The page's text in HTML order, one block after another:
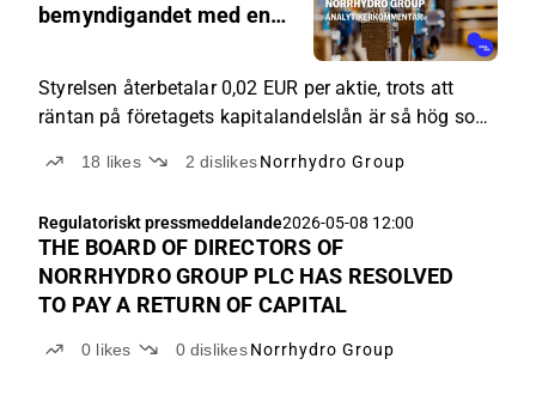
05:0
bemyndigandet med en
Styrelsen återbetalar 0,02 EUR per aktie, trots att
räntan på företagets kapitalandelslån är så hög som
18 likes 2dislikesNorrhydro Group
Regulatoriskt pressmeddelande2026-05-08 12:00
THE BOARD OF DIRECTORS OF
NORRHYDRO GROUP PLC HAS RESOLVED
TO PAY A RETURN OF CAPITAL
0 likes 0 dislikes Norrhydro Group